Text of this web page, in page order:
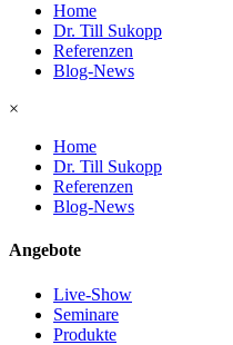
Home
Dr. Till Sukopp
Referenzen
Blog-News
×
Home
Dr. Till Sukopp
Referenzen
Blog-News
Angebote
Live-Show
Seminare
Produkte